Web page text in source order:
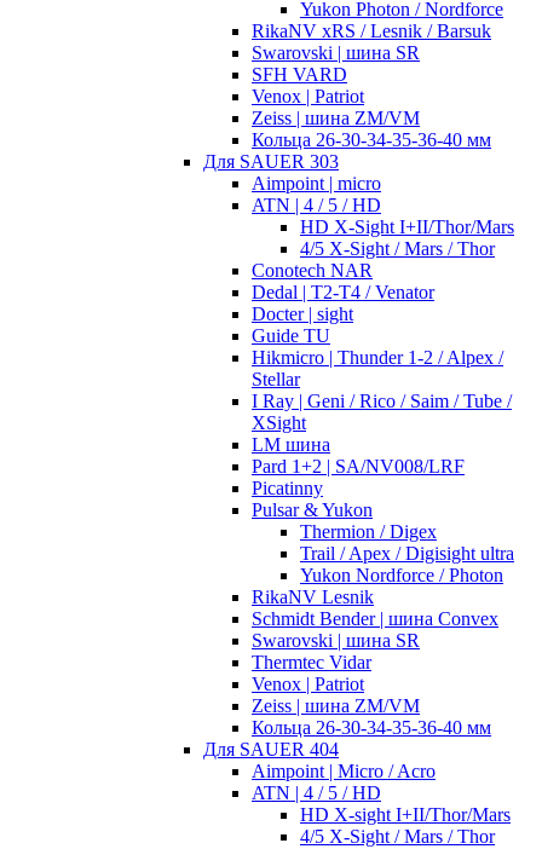
Yukon Photon / Nordforce
RikaNV xRS / Lesnik / Barsuk
Swarovski | шина SR
SFH VARD
Venox | Patriot
Zeiss | шина ZM/VM
Кольца 26-30-34-35-36-40 мм
Для SAUER 303
Aimpoint | micro
ATN | 4 / 5 / HD
HD X-Sight I+II/Thor/Mars
4/5 X-Sight / Mars / Thor
Conotech NAR
Dedal | T2-T4 / Venator
Docter | sight
Guide TU
Hikmicro | Thunder 1-2 / Alpex /
Stellar
I Ray | Geni / Rico / Saim / Tube /
XSight
LM шина
Pard 1+2 | SA/NV008/LRF
Picatinny
Pulsar & Yukon
Thermion / Digex
Trail / Apex / Digisight ultra
Yukon Nordforce / Photon
RikaNV Lesnik
Schmidt Bender | шина Convex
Swarovski | шина SR
Thermtec Vidar
Venox | Patriot
Zeiss | шина ZM/VM
Кольца 26-30-34-35-36-40 мм
Для SAUER 404
Aimpoint | Micro / Acro
ATN | 4 / 5 / HD
HD X-sight I+II/Thor/Mars
4/5 X-Sight / Mars / Thor